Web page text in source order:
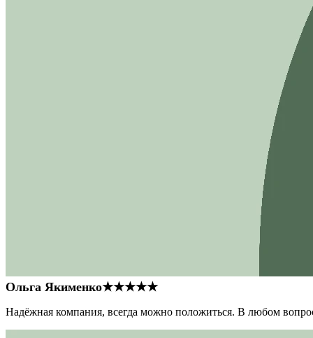
Ольга Якименко★★★★★
Надёжная компания, всегда можно положиться. В любом